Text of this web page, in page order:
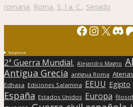
romana, Roma, S. I a. C., Senado
Facebook
X
Sorpresa
2ª Guerra Mundial. Alejandro Magno
Antigua Grecia antigua Roma Atenas
Edhasa Ediciones Salamina EEUU Egipto
España Estados Unidos Europa